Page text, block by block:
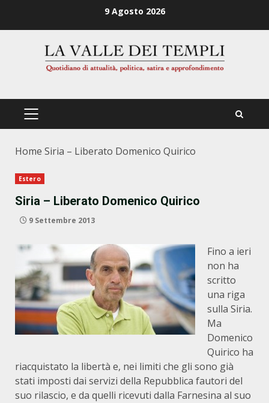
9 Agosto 2026
PRIMÄRES
Home Siria – Liberato Domenico Quirico
Estero
Siria – Liberato Domenico Quirico
9 Settembre 2013
Fino a ieri
non ha
scritto
una riga
sulla Siria.
Ma
Domenico
Quirico ha
riacquistato la libertà e, nei limiti che gli sono già
stati imposti dai servizi della Repubblica fautori del
suo rilascio, e da quelli ricevuti dalla Farnesina al suo